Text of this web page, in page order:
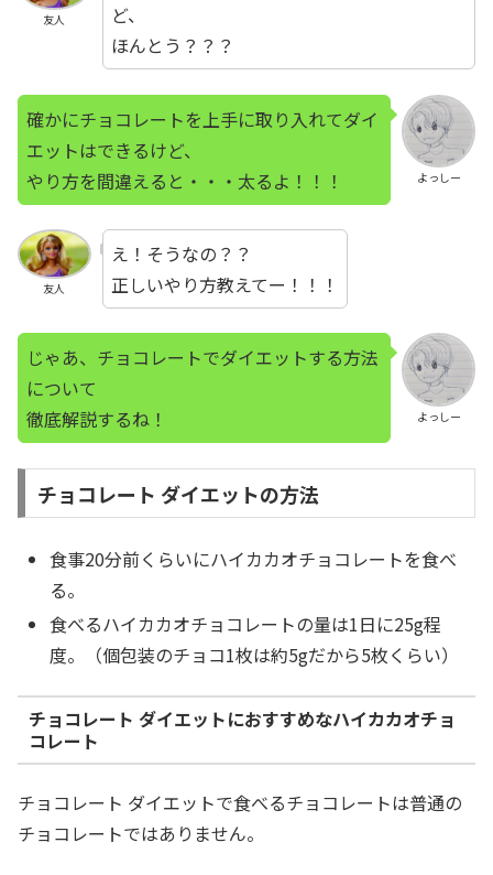
友人
ど、
ほんとう？？？
よっしー
確かにチョコレートを上手に取り入れてダイ
エットはできるけど、
やり方を間違えると・・・太るよ！！！
友人
え！そうなの？？
正しいやり方教えてー！！！
よっしー
じゃあ、チョコレートでダイエットする方法
について
徹底解説するね！
チョコレート ダイエットの方法
食事20分前くらいにハイカカオチョコレートを食べ
る。
食べるハイカカオチョコレートの量は1日に25g程
度。（個包装のチョコ1枚は約5gだから5枚くらい）
チョコレート ダイエットにおすすめなハイカカオチョ
コレート
チョコレート ダイエットで食べるチョコレートは普通の
チョコレートではありません。